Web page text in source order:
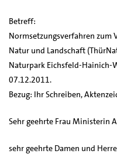
Betreff:
Normsetzungsverfahren zum
Natur und Landschaft
Naturpark Eichsfeld-Hainich-
07.12.2011.
Bezug: Ihr Schreiben,
Sehr geehrte Frau Ministerin
sehr geehrte Damen und